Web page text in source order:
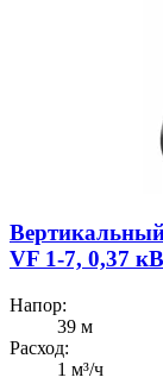
VF 1-7, 0,37
Напор:
39 м
Расход:
1 м³/ч